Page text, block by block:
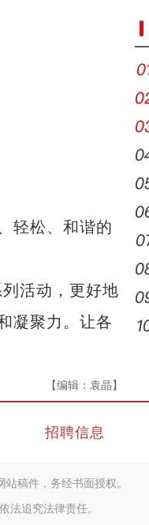
轻松、和谐的
活动，更好地
凝聚力。让各
【编辑：袁晶】
招聘信息
稿件，务经书面授权。
法追究法律责任。